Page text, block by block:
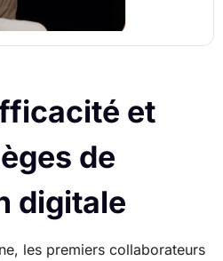
et
de
digitale
les premiers collaborateurs